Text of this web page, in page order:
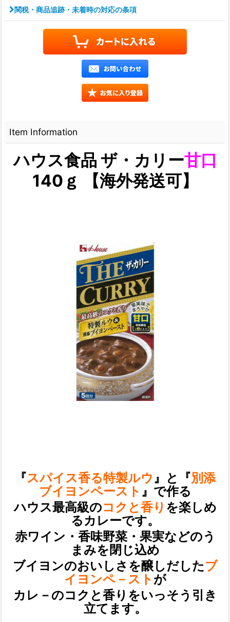
関税・商品追跡・未着時の対応の条項
Item Information
ハウス食品 ザ・カリー甘口
140ｇ 【海外発送可】
『スパイス香る特製ルウ』と『別添
ブイヨンペースト 』で作る
ハウス最高級のコクと香り を楽しめ
るカレーです。
赤ワイン・香味野菜・果実などのう
まみを閉じ込め
ブイヨンのおいしさを醸しだしたブ
イヨンペ－スト が
カレ－のコクと香りをいっそう引き
立てます。